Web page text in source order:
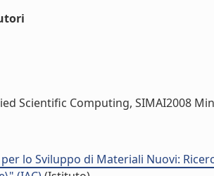
Scientific Computing, SIMAI2008
lo Sviluppo di Materiali Nuovi: